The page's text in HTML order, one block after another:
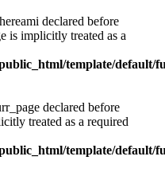
declared before
is implicitly treated as a
template/default/
declared before
treated as a required
template/default/